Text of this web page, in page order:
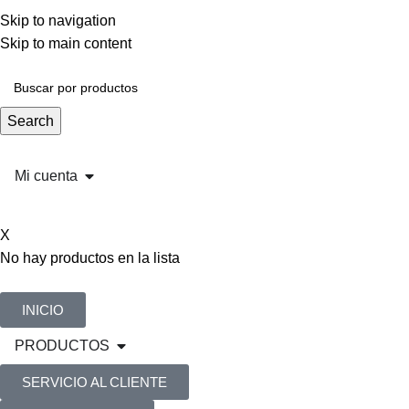
Skip to navigation
Skip to main content
Search
Mi cuenta
X
No hay productos en la lista
INICIO
PRODUCTOS
SERVICIO AL CLIENTE